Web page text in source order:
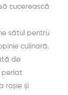
cucerească
sătul pentru
culinară.
de
perlat
roșie și